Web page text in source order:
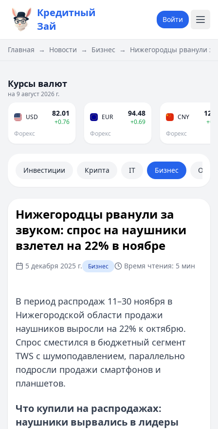
Кредитный
Зай
Войти
Главная → Новости → Бизнес → Нижегородцы рванули
Курсы валют
на 9 август 2026 г.
USD 82.01
+0.76
Форекс
EUR 94.48
+0.69
Форекс
CNY
Форекс
Инвестиции Крипта IT Бизнес
Нижегородцы рванули за
звуком: спрос на наушники
взлетел на 22% в ноябре
5 декабря 2025 г. Бизнес Время чтения: 5 мин
В период распродаж 11–30 ноября в
Нижегородской области продажи
наушников выросли на 22% к октябрю.
Спрос сместился в бюджетный сегмент
TWS с шумоподавлением, параллельно
подросли продажи смартфонов и
планшетов.
Что купили на распродажах:
наушники вырвались в лидеры